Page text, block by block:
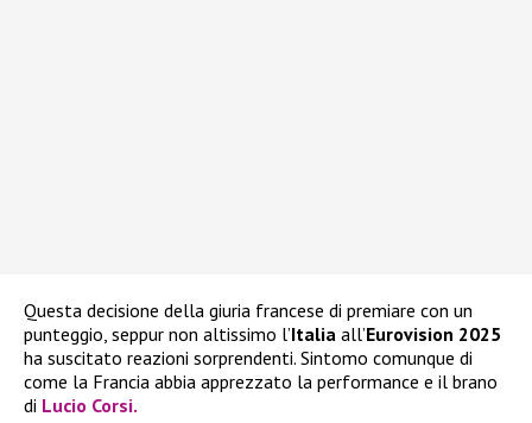
Questa decisione della giuria francese di premiare con un
punteggio, seppur non altissimo l’Italia all’Eurovision 2025
ha suscitato reazioni sorprendenti. Sintomo comunque di
come la Francia abbia apprezzato la performance e il brano
di Lucio Corsi.